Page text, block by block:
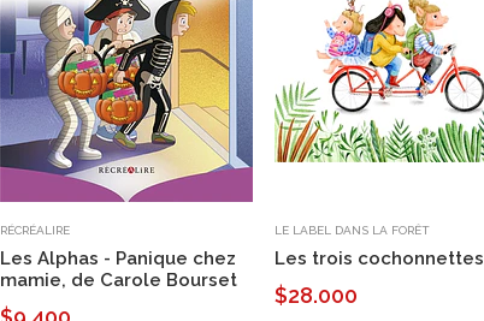
RÉCRÉALIRE
Les Alphas - Panique chez
mamie, de Carole Bourset
LE LABEL DANS LA FORÊT
Les trois cochonnettes
$28.000